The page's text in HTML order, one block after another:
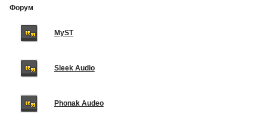
Форум
MyST
Sleek Audio
Phonak Audeo